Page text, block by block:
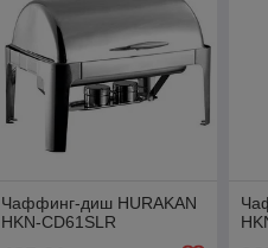
Чаффинг-диш HURAKAN
HKN-CD61SLR